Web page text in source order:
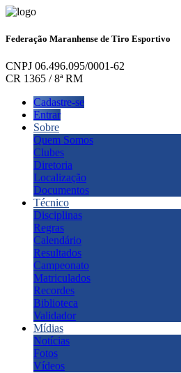
Federação Maranhense de Tiro Esportivo
CNPJ 06.496.095/0001-62
CR 1365 / 8ª RM
Cadastre-se
Entrar
Sobre
Quem Somos
Clubes
Diretoria
Localização
Documentos
Técnico
Disciplinas
Regras
Calendário
Resultados
Campeonato
Matriculados
Recordes
Biblioteca
Validador
Mídias
Notícias
Fotos
Vídeos